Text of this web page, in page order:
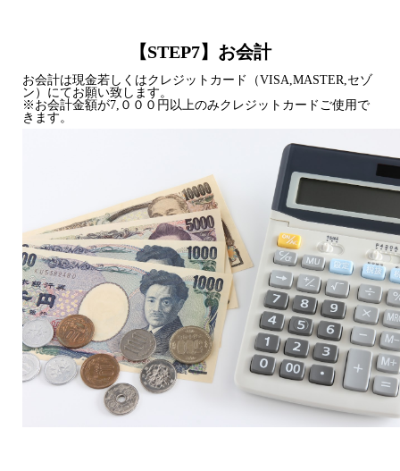
【STEP7】お会計
お会計は現金若しくはクレジットカード（VISA,MASTER,セゾ
ン）にてお願い致します。
※お会計金額が7,０００円以上のみクレジットカードご使用で
きます。